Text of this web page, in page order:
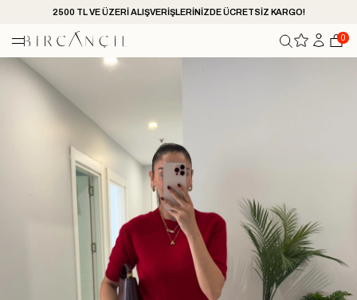
2500 TL VE ÜZERİ ALIŞVERİŞLERİNİZDE ÜCRETSİZ KARGO!
0